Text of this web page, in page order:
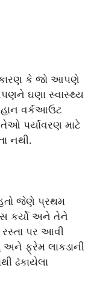
કે જો આપણે
ઘણા સ્વાસ્થ્ય
વર્કઆઉટ
પર્યાવરણ માટે
નથી.
જેણે પ્રથમ
કર્યો અને તેને
રસ્તા પર આવી
ફ્રેમ લાકડાની
ઢંકાયેલા